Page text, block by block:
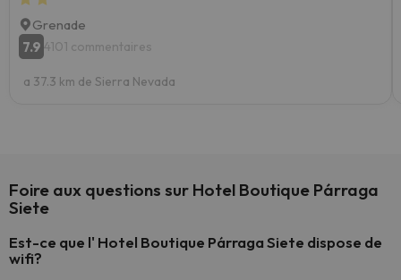
Grenade
7.9 4101 commentaires
a 37.3 km de Sierra Nevada
Foire aux questions sur Hotel Boutique Párraga
Siete
Est-ce que l' Hotel Boutique Párraga Siete dispose de
wifi?